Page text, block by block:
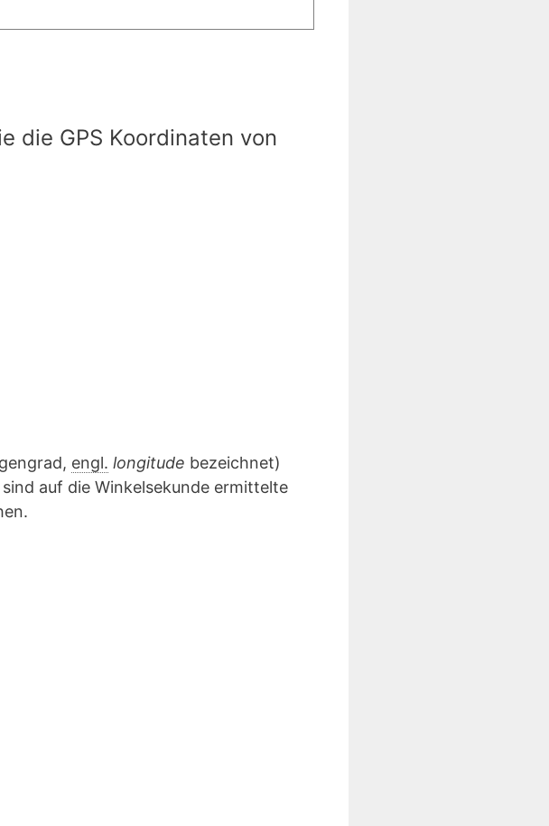
die GPS Koordinaten von
engl. longitude bezeichnet)
sind auf die Winkelsekunde ermittelte